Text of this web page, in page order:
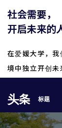
社会需要，
开启未来的
在爱媛大学，
境中独立开创未
头条 标题